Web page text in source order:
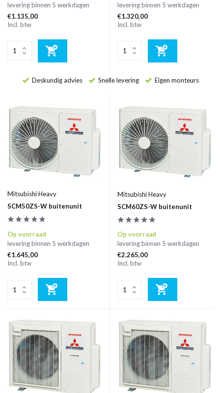
levering binnen 5 werkdagen
€1.135,00
Incl. btw
levering binnen 5 werkdagen
€1.320,00
Incl. btw
Deskundig advies Snelle levering Eigen monteurs
Mitsubishi Heavy
SCM50ZS-W buitenunit
Op voorraad
levering binnen 5 werkdagen
€1.645,00
Incl. btw
Mitsubishi Heavy
SCM60ZS-W buitenunit
Op voorraad
levering binnen 5 werkdagen
€2.265,00
Incl. btw